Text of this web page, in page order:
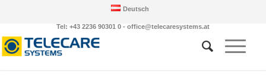
Deutsch
Tel: +43 2236 90301 0 - office@telecaresystems.at